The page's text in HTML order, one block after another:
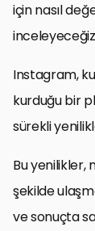
için nasıl
Instagram,
kurduğu bir
sürekli
Bu yenilikler,
şekilde
ve sonuçta